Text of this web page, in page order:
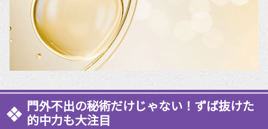
門外不出の秘術だけじゃない！ずば抜けた
的中力も大注目